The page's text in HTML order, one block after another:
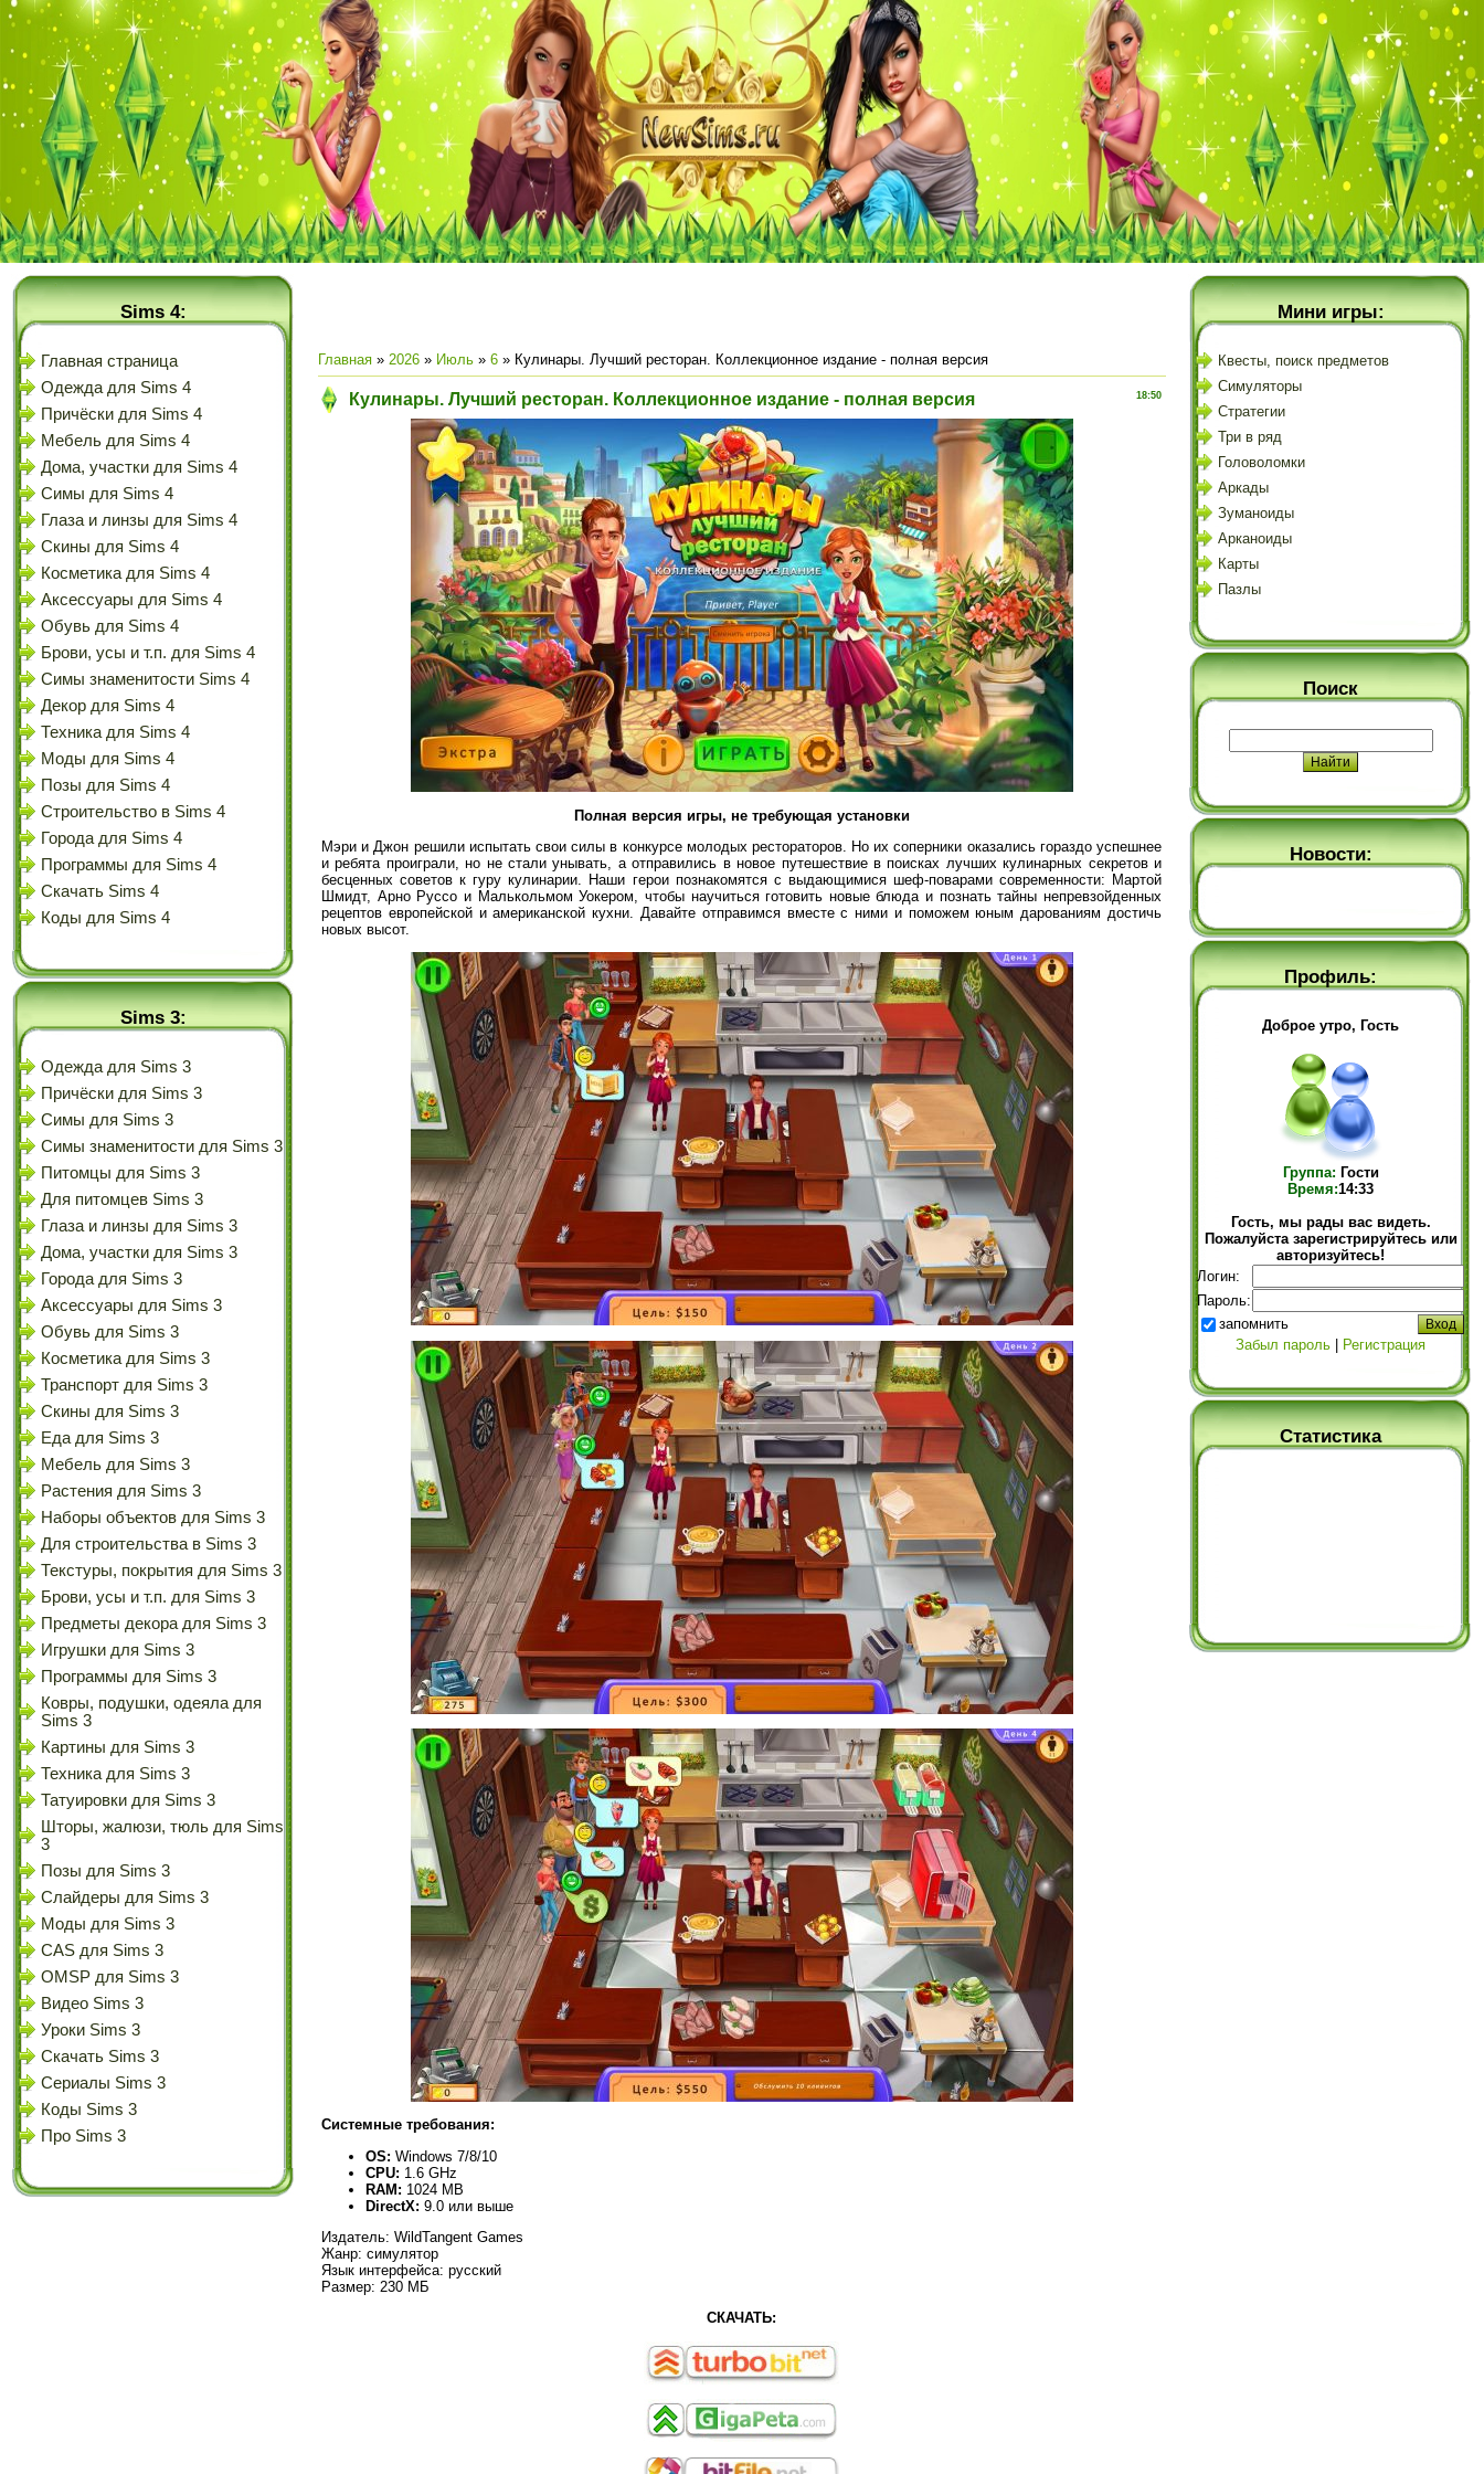
Sims 4:
Главная страница
Одежда для Sims 4
Причёски для Sims 4
Мебель для Sims 4
Дома, участки для Sims 4
Симы для Sims 4
Глаза и линзы для Sims 4
Скины для Sims 4
Косметика для Sims 4
Аксессуары для Sims 4
Обувь для Sims 4
Брови, усы и т.п. для Sims 4
Симы знаменитости Sims 4
Декор для Sims 4
Техника для Sims 4
Моды для Sims 4
Позы для Sims 4
Строительство в Sims 4
Города для Sims 4
Программы для Sims 4
Скачать Sims 4
Коды для Sims 4
Sims 3:
Одежда для Sims 3
Причёски для Sims 3
Симы для Sims 3
Симы знаменитости для Sims 3
Питомцы для Sims 3
Для питомцев Sims 3
Глаза и линзы для Sims 3
Дома, участки для Sims 3
Города для Sims 3
Аксессуары для Sims 3
Обувь для Sims 3
Косметика для Sims 3
Транспорт для Sims 3
Скины для Sims 3
Еда для Sims 3
Мебель для Sims 3
Растения для Sims 3
Наборы объектов для Sims 3
Для строительства в Sims 3
Текстуры, покрытия для Sims 3
Брови, усы и т.п. для Sims 3
Предметы декора для Sims 3
Игрушки для Sims 3
Программы для Sims 3
Ковры, подушки, одеяла для
Sims 3
Картины для Sims 3
Техника для Sims 3
Татуировки для Sims 3
Шторы, жалюзи, тюль для Sims
3
Позы для Sims 3
Слайдеры для Sims 3
Моды для Sims 3
CAS для Sims 3
OMSP для Sims 3
Видео Sims 3
Уроки Sims 3
Скачать Sims 3
Сериалы Sims 3
Коды Sims 3
Про Sims 3
Главная » 2026 » Июль » 6 » Кулинары. Лучший ресторан. Коллекционное издание - полная версия
18:50
Кулинары. Лучший ресторан. Коллекционное издание - полная версия
Полная версия игры, не требующая установки
Мэри и Джон решили испытать свои силы в конкурсе молодых рестораторов. Но их соперники оказались гораздо успешнее
и ребята проиграли, но не стали унывать, а отправились в новое путешествие в поисках лучших кулинарных секретов и
бесценных советов к гуру кулинарии. Наши герои познакомятся с выдающимися шеф-поварами современности: Мартой
Шмидт, Арно Руссо и Малькольмом Уокером, чтобы научиться готовить новые блюда и познать тайны непревзойденных
рецептов европейской и американской кухни. Давайте отправимся вместе с ними и поможем юным дарованиям достичь
новых высот.
Системные требования:
OS: Windows 7/8/10
CPU: 1.6 GHz
RAM: 1024 MB
DirectX: 9.0 или выше
Издатель: WildTangent Games
Жанр: симулятор
Язык интерфейса: русский
Размер: 230 МБ
СКАЧАТЬ:
Мини игры:
Квесты, поиск предметов
Симуляторы
Стратегии
Три в ряд
Головоломки
Аркады
Зуманоиды
Арканоиды
Карты
Пазлы
Поиск
Новости:
Профиль:
Доброе утро, Гость
Группа: Гости
Время:14:33
Гость, мы рады вас видеть.
Пожалуйста зарегистрируйтесь или
авторизуйтесь!
Логин:
Пароль:
запомнить
Забыл пароль
Регистрация
Статистика